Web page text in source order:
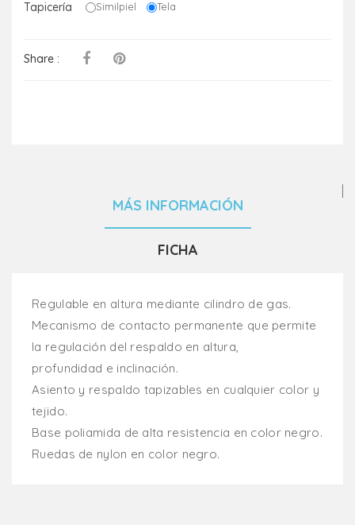
Tapicería Similpiel Tela
Share :
MÁS INFORMACIÓN
FICHA
Regulable en altura mediante cilindro de gas.
Mecanismo de contacto permanente que permite
la regulación del respaldo en altura,
profundidad e inclinación.
Asiento y respaldo tapizables en cualquier color y
tejido.
Base poliamida de alta resistencia en color negro.
Ruedas de nylon en color negro.